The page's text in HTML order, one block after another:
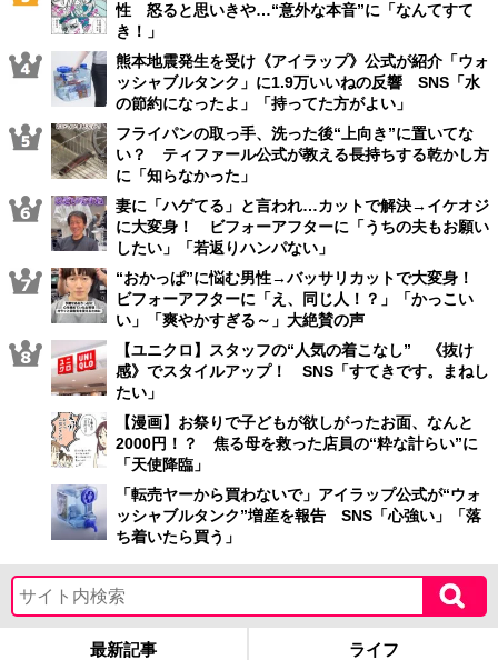
性 怒ると思いきや…“意外な本音”に「なんてすて
き！」
熊本地震発生を受け《アイラップ》公式が紹介「ウォ
ッシャブルタンク」に1.9万いいねの反響 SNS「水
の節約になったよ」「持ってた方がよい」
フライパンの取っ手、洗った後“上向き”に置いてな
い？ ティファール公式が教える長持ちする乾かし方
に「知らなかった」
妻に「ハゲてる」と言われ…カットで解決→イケオジ
に大変身！ ビフォーアフターに「うちの夫もお願い
したい」「若返りハンパない」
“おかっぱ”に悩む男性→バッサリカットで大変身！
ビフォーアフターに「え、同じ人！？」「かっこい
い」「爽やかすぎる～」大絶賛の声
【ユニクロ】スタッフの“人気の着こなし” 《抜け
感》でスタイルアップ！ SNS「すてきです。まねし
たい」
【漫画】お祭りで子どもが欲しがったお面、なんと
2000円！？ 焦る母を救った店員の“粋な計らい”に
「天使降臨」
「転売ヤーから買わないで」アイラップ公式が“ウォ
ッシャブルタンク”増産を報告 SNS「心強い」「落
ち着いたら買う」
最新記事 ライフ